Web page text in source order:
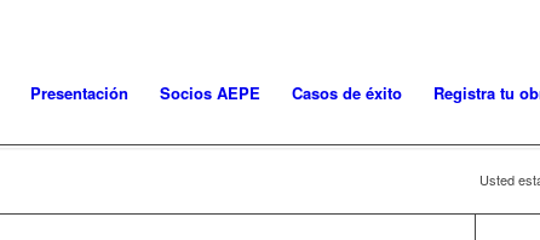
Presentación Socios AEPE Casos de éxito Registra tu
Usted